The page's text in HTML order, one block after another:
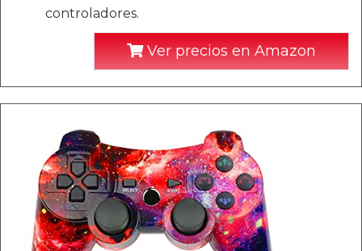
controladores.
Ver precios en Amazon